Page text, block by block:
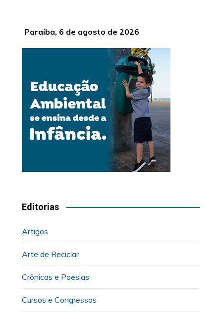
Paraíba, 6 de agosto de 2026
Editorias
Artigos
Arte de Reciclar
Crônicas e Poesias
Cursos e Congressos